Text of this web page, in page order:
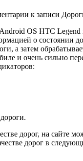
к записи
OS HTC
о состоянии
а затем
и очень сильно
дорог, на сайте
дорог в